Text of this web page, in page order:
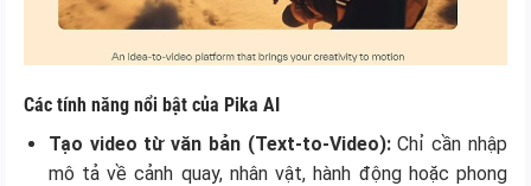
Các tính năng nổi bật của Pika AI
Tạo video từ văn bản (Text-to-Video):Chỉ cần nhập
mô tả về cảnh quay, nhân vật, hành động hoặc phong